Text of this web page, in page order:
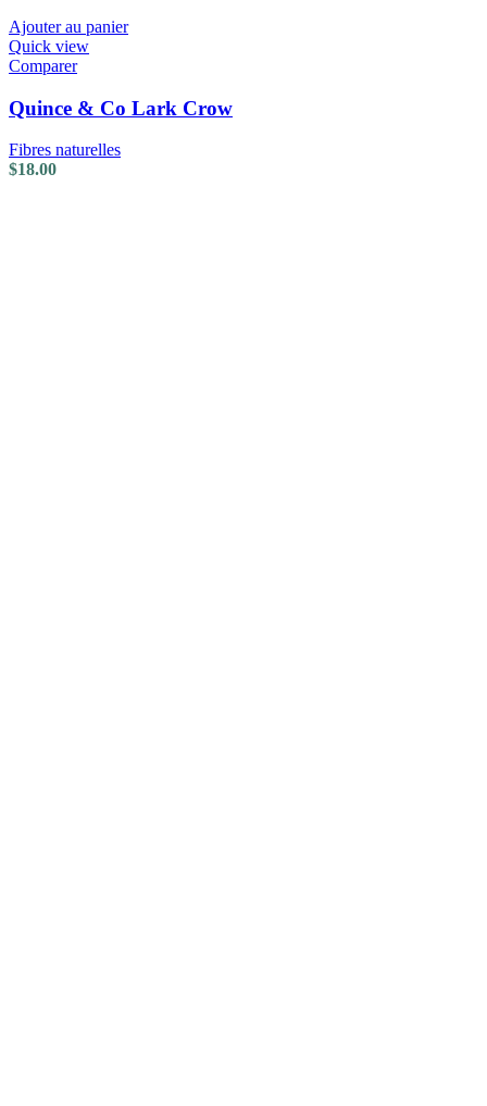
Ajouter au panier
Quick view
Comparer
Quince & Co Lark Crow
Fibres naturelles
$18.00